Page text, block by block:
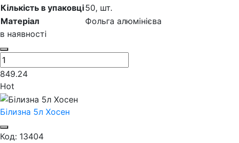
Кількість в упаковці50, шт.
Матеріал
Фольга алюмінієва
в наявності
849.24
Hot
Білизна 5л Хосен
Код: 13404